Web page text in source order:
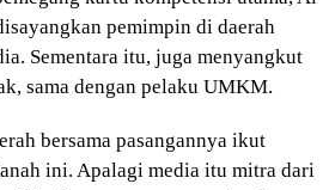
pemimpin di daerah
Sementara itu, juga menyangkut
sama dengan pelaku UMKM.
bersama pasangannya ikut
ini. Apalagi media itu mitra dari